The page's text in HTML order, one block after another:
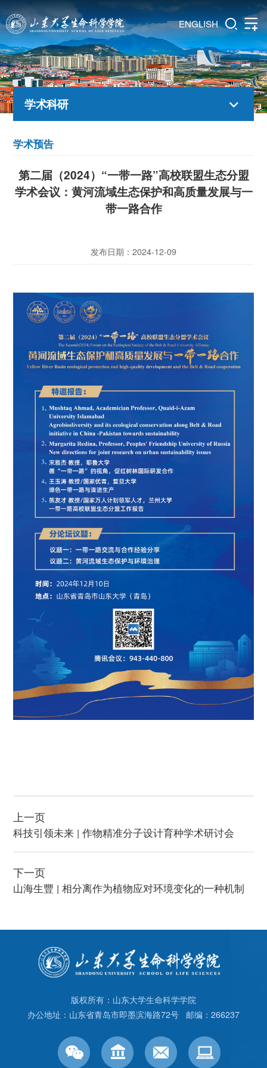
ENGLISH
学术科研
学术预告
第二届（2024）“一带一路”高校联盟生态分盟
学术会议：黄河流域生态保护和高质量发展与一
带一路合作
发布日期：2024-12-09
上一页
科技引领未来 | 作物精准分子设计育种学术研讨会
下一页
山海生豐 | 相分离作为植物应对环境变化的一种机制
版权所有：山东大学生命科学学院
办公地址：山东省青岛市即墨滨海路72号 邮编：266237